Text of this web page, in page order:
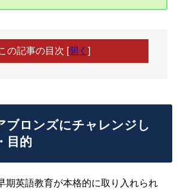
の記事の目次 [開く ]
ブロンズにチャレンジし
目的
期英語教育が本格的に取り入れられ